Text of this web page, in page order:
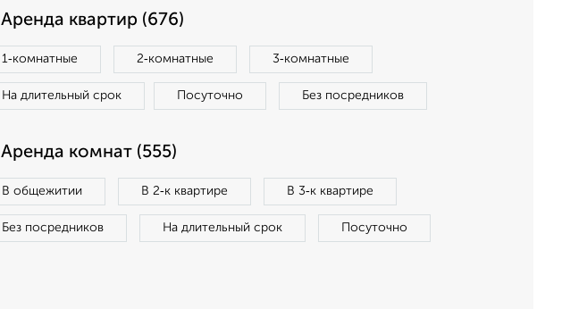
Аренда квартир (676)
1‑комнатные 2‑комнатные 3‑комнатные
На длительный срок Посуточно Без посредников
Аренда комнат (555)
В общежитии В 2‑к квартире В 3‑к квартире
Без посредников На длительный срок Посуточно